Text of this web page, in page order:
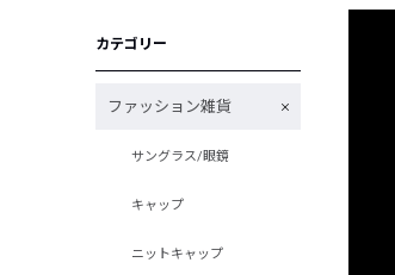
カテゴリー
ファッション雑貨
サングラス/眼鏡
キャップ
ニットキャップ